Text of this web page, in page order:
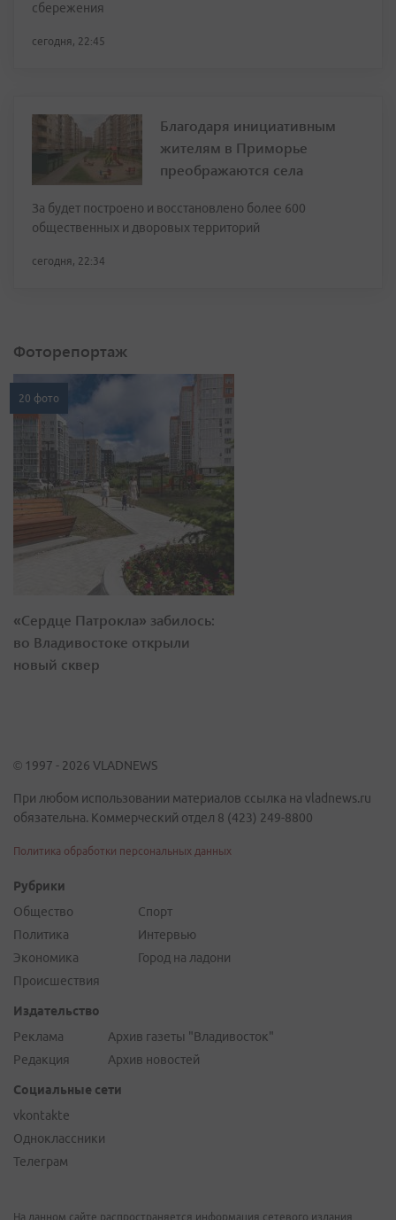
сбережения
сегодня, 22:45
Благодаря инициативным
жителям в Приморье
преображаются села
За будет построено и восстановлено более 600
общественных и дворовых территорий
сегодня, 22:34
Фоторепортаж
20 фото
«Сердце Патрокла» забилось:
во Владивостоке открыли
новый сквер
© 1997 - 2026 VLADNEWS
При любом использовании материалов ссылка на vladnews.ru
обязательна. Коммерческий отдел 8 (423) 249-8800
Политика обработки персональных данных
Рубрики
Общество
Политика
Экономика
Происшествия
Спорт
Интервью
Город на ладони
Издательство
Реклама
Редакция
Архив газеты "Владивосток"
Архив новостей
Социальные сети
vkontakte
Одноклассники
Телеграм
На данном сайте распространяется информация сетевого издания